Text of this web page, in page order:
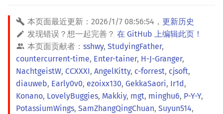
本页面最近更新： 2026/1/7 08:56:54 ， 更新历史
发现错误？想一起完善？ 在 GitHub 上编辑此页！
本页面贡献者： sshwy, StudyingFather,
countercurrent-time, Enter-tainer, H-J-Granger,
NachtgeistW, CCXXXI, AngelKitty, c-forrest, cjsoft,
diauweb, Early0v0, ezoixx130, GekkaSaori, Ir1d,
Konano, LovelyBuggies, Makkiy, mgt, minghu6, P-Y-Y,
PotassiumWings, SamZhangQingChuan, Suyun514,